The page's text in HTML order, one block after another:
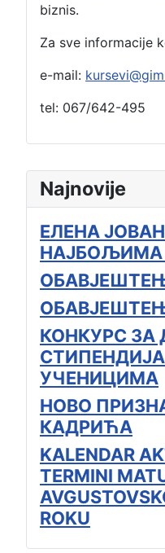
Najnovije
ЕЛЕНА
НАЈБОЉИМА
КОНКУРС ЗА
УЧЕНИЦИМА
НОВО
КАДРИЋА
KALENDAR
TERMINI
ROKU
biznis.
Za sve informacije
e-mail:
tel: 067/642-495